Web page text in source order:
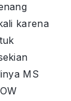
karena
MS